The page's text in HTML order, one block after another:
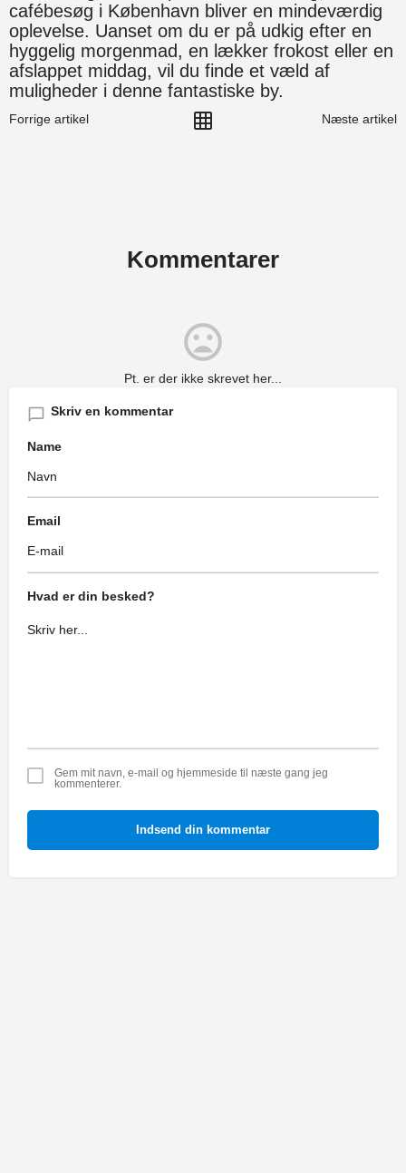
cafébesøg i København bliver en mindeværdig
oplevelse. Uanset om du er på udkig efter en
hyggelig morgenmad, en lækker frokost eller en
afslappet middag, vil du finde et væld af
muligheder i denne fantastiske by.
Forrige artikel Næste artikel
Kommentarer
Pt. er der ikke skrevet her...
Skriv en kommentar
Name
Email
Hvad er din besked?
Gem mit navn, e-mail og hjemmeside til næste gang jeg
kommenterer.
Indsend din kommentar